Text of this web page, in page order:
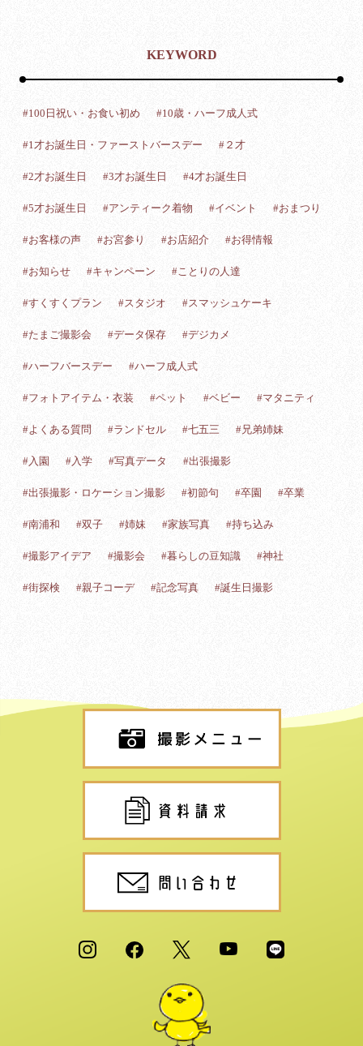
KEYWORD
#100日祝い・お食い初め #10歳・ハーフ成人式
#1才お誕生日・ファーストバースデー #２才
#2才お誕生日 #3才お誕生日 #4才お誕生日
#5才お誕生日 #アンティーク着物 #イベント #おまつり
#お客様の声 #お宮参り #お店紹介 #お得情報
#お知らせ #キャンペーン #ことりの人達
#すくすくプラン #スタジオ #スマッシュケーキ
#たまご撮影会 #データ保存 #デジカメ
#ハーフバースデー #ハーフ成人式
#フォトアイテム・衣装 #ペット #ベビー #マタニティ
#よくある質問 #ランドセル #七五三 #兄弟姉妹
#入園 #入学 #写真データ #出張撮影
#出張撮影・ロケーション撮影 #初節句 #卒園 #卒業
#南浦和 #双子 #姉妹 #家族写真 #持ち込み
#撮影アイデア #撮影会 #暮らしの豆知識 #神社
#街探検 #親子コーデ #記念写真 #誕生日撮影